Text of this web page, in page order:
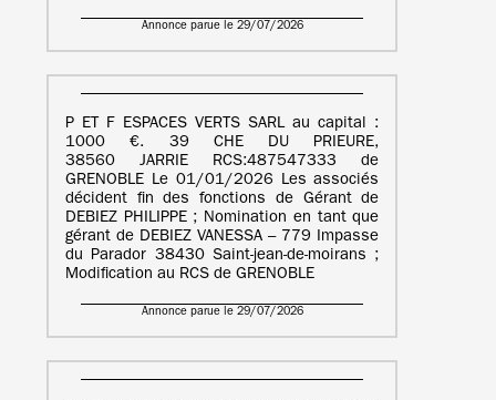
Annonce parue le 29/07/2026
P ET F ESPACES VERTS SARL au capital :
1000 €. 39 CHE DU PRIEURE,
38560 JARRIE RCS:487547333 de
GRENOBLE Le 01/01/2026 Les associés
décident fin des fonctions de Gérant de
DEBIEZ PHILIPPE ; Nomination en tant que
gérant de DEBIEZ VANESSA – 779 Impasse
du Parador 38430 Saint-jean-de-moirans ;
Modification au RCS de GRENOBLE
Annonce parue le 29/07/2026